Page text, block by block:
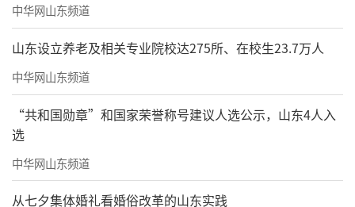
从前，资料都是纸质档记录
索朗旦增要来回跑送资料
中华网山东频道
山东设立养老及相关专业院校达275所、在校生23.7万人
中华网山东频道
“共和国勋章”和国家荣誉称号建议人选公示，山东4人入
选
中华网山东频道
从七夕集体婚礼看婚俗改革的山东实践